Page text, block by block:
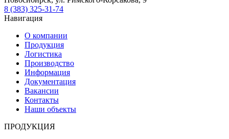
8 (383) 325-31-74
Навигация
О компании
Продукция
Логистика
Производство
Информация
Документация
Вакансии
Контакты
Наши объекты
ПРОДУКЦИЯ